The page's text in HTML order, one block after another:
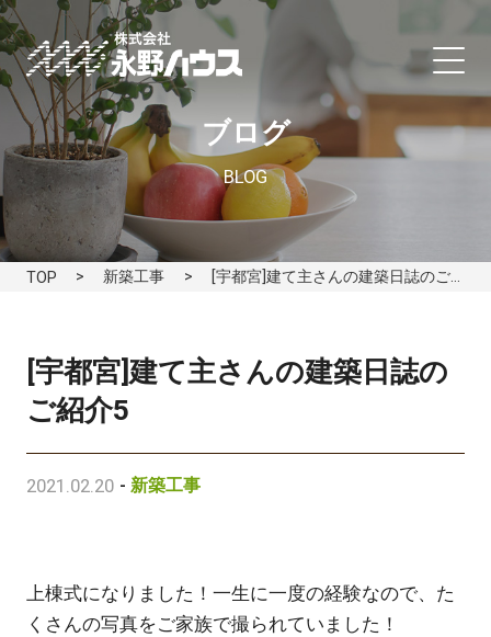
ブログ
BLOG
TOP 新築工事 [宇都宮]建て主さんの建築日誌のご紹介5
[宇都宮]建て主さんの建築日誌の
ご紹介5
2021.02.20 - 新築工事
上棟式になりました！一生に一度の経験なので、た
くさんの写真をご家族で撮られていました！